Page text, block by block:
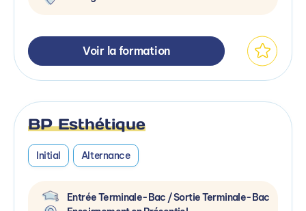
Voir la formation
BP Esthétique
Initial Alternance
Entrée Terminale-Bac / Sortie Terminale-Bac